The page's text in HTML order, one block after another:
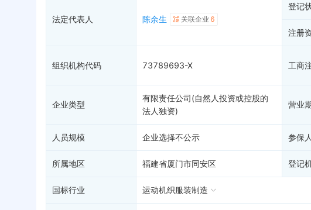
财务数据
法定代表人 陈余生 关联企业 6
登记
注册
组织机构代码 73789693-X 工商
企业类型
有限责任公司(自然人投资或控股的
法人独资)
营业
人员规模 企业选择不公示 参保
所属地区 福建省厦门市同安区 登记
国标行业 运动机织服装制造